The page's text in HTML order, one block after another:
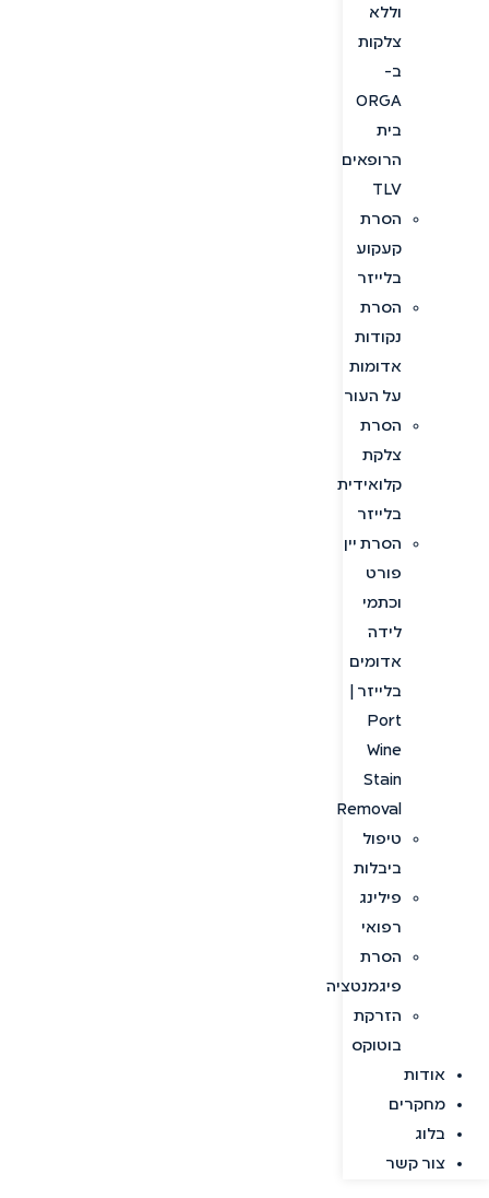
וללא
צלקות
ב-
ORGA
בית
הרופאים
TLV
הסרת
קעקוע
בלייזר
הסרת
נקודות
אדומות
על העור
הסרת
צלקת
קלואידית
בלייזר
הסרת יין
פורט
וכתמי
לידה
אדומים
בלייזר |
Port
Wine
Stain
Removal
טיפול
ביבלות
פילינג
רפואי
הסרת
פיגמנטציה
הזרקת
בוטוקס
אודות
מחקרים
בלוג
צור קשר